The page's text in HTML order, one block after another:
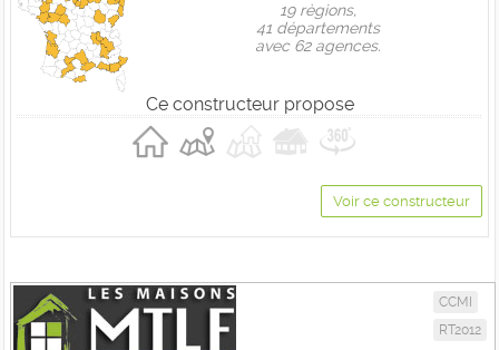
19 règions,
41 départements
avec 62 agences.
Ce constructeur propose
Voir ce constructeur
CCMI
RT2012